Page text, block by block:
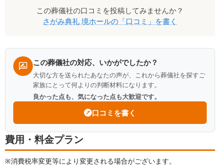
この葬儀社の口コミを投稿してみませんか？
さがみ典礼 境ホールの「口コミ」を書く
この葬儀社の対応、いかがでしたか？
大切な方を送られたあなたの声が、これから葬儀社を探すご
家族にとって何よりの判断材料になります。
良かった点も、気になった点も大歓迎です。
口コミを書く
費用・料金プラン
※消費税率変更等により変更される場合がございます。